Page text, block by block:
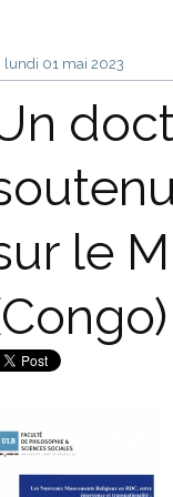
lundi 01 mai 2023
le